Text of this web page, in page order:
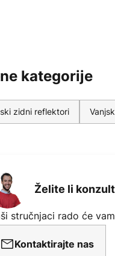
kategorije
zidni reflektori
Želite li
stručnjaci rado će
Kontaktirajte nas